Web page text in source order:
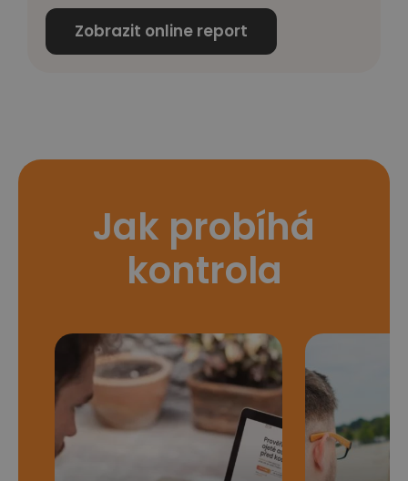
Zobrazit online report
Jak probíhá
kontrola